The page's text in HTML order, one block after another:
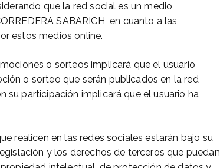
que la red social es un medio
SABARICH en cuanto a las
estos medios online.
o sorteos implicará que el usuario
o sorteo que serán publicados en la red
su participación implicará que el usuario ha
realicen en las redes sociales estarán bajo su
y los derechos de terceros que puedan